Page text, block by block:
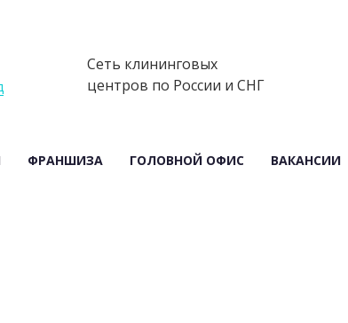
Сеть клининговых
центров по России и СНГ
ФРАНШИЗА ГОЛОВНОЙ ОФИС ВАКАНСИИ